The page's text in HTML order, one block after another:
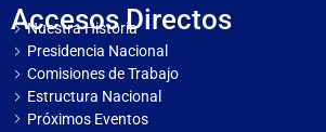
Accesos Directos
Nuestra Historia
Presidencia Nacional
Comisiones de Trabajo
Estructura Nacional
Próximos Eventos